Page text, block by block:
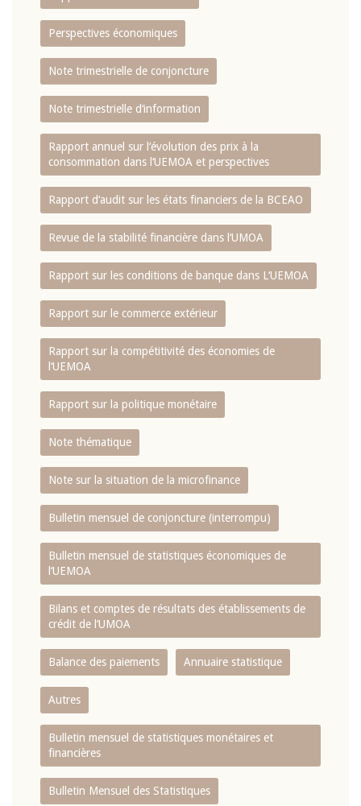
Perspectives économiques
Note trimestrielle de conjoncture
Note trimestrielle d‘information
Rapport annuel sur l‘évolution des prix à la
consommation dans l‘UEMOA et perspectives
Rapport d‘audit sur les états financiers de la BCEAO
Revue de la stabilité financière dans l‘UMOA
Rapport sur les conditions de banque dans L‘UEMOA
Rapport sur le commerce extérieur
Rapport sur la compétitivité des économies de
l‘UEMOA
Rapport sur la politique monétaire
Note thématique
Note sur la situation de la microfinance
Bulletin mensuel de conjoncture (interrompu)
Bulletin mensuel de statistiques économiques de
l‘UEMOA
Bilans et comptes de résultats des établissements de
crédit de l‘UMOA
Balance des paiements Annuaire statistique
Autres
Bulletin mensuel de statistiques monétaires et
financières
Bulletin Mensuel des Statistiques